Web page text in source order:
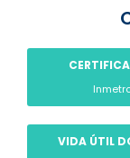
VIDA ÚTIL